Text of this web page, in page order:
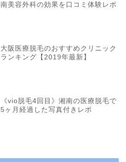
南美容外科の効果を口コミ体験レポ
大阪医療脱毛のおすすめクリニック
ランキング【2019年最新】
《vio脱毛4回目》湘南の医療脱毛で
5ヶ月経過した写真付きレポ